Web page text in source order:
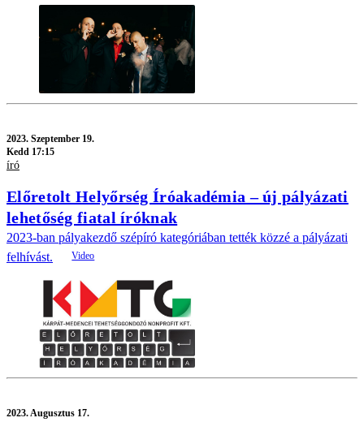
2023. Szeptember 19.
Kedd 17:15
író
Előretolt Helyőrség Íróakadémia – új pályázati
lehetőség fiatal íróknak
2023-ban pályakezdő szépíró kategóriában tették közzé a pályázati
felhívást.
2023.Augusztus 17.